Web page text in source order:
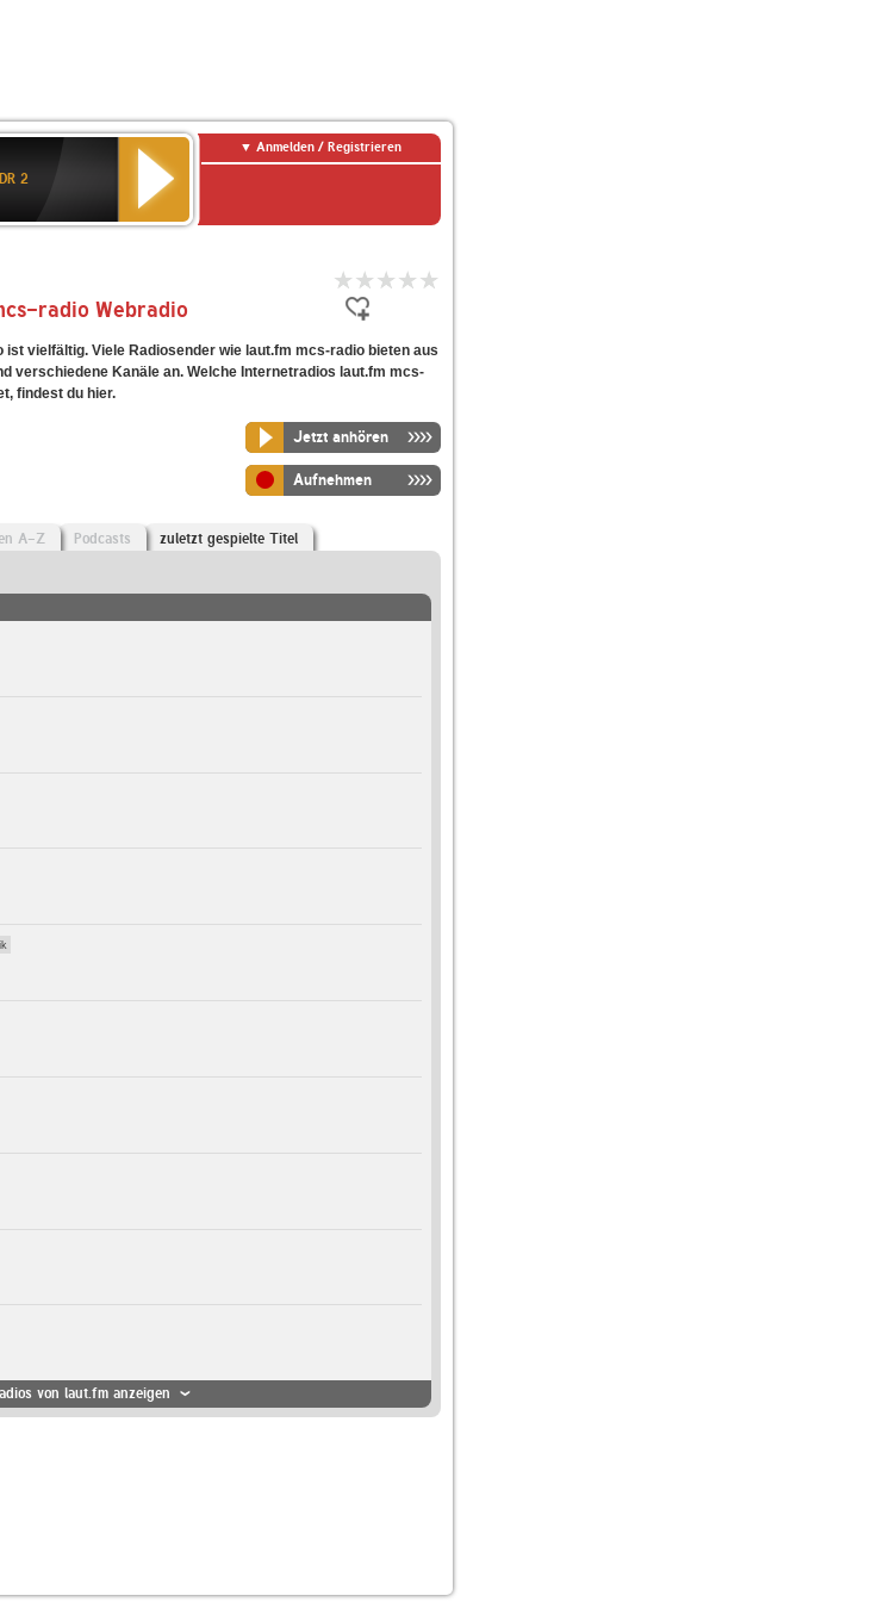
2
Anmelden / Registrieren
radio Webradio
ist vielfältig. Viele Radiosender wie laut.fm mcs-radio bieten aus
verschiedene Kanäle an. Welche Internetradios laut.fm mcs-
findest du hier.
Jetzt anhören
Aufnehmen
A-Z Podcasts zuletzt gespielte Titel
von laut.fm anzeigen